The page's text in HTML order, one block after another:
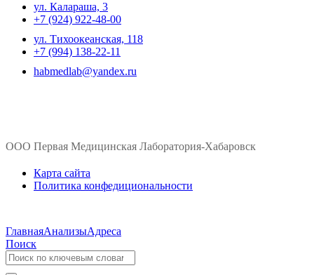
ул. ​Калараша, 3
+7 (924) 922-48-00
ул. ​Тихоокеанская, 118
+7 (994) 138-22-11
habmedlab@yandex.ru
ООО Первая Медицинская Лаборатория-Хабаровск
Карта сайта
Политика конфедициональности
ГлавнаяАнализыАдреса
Поиск